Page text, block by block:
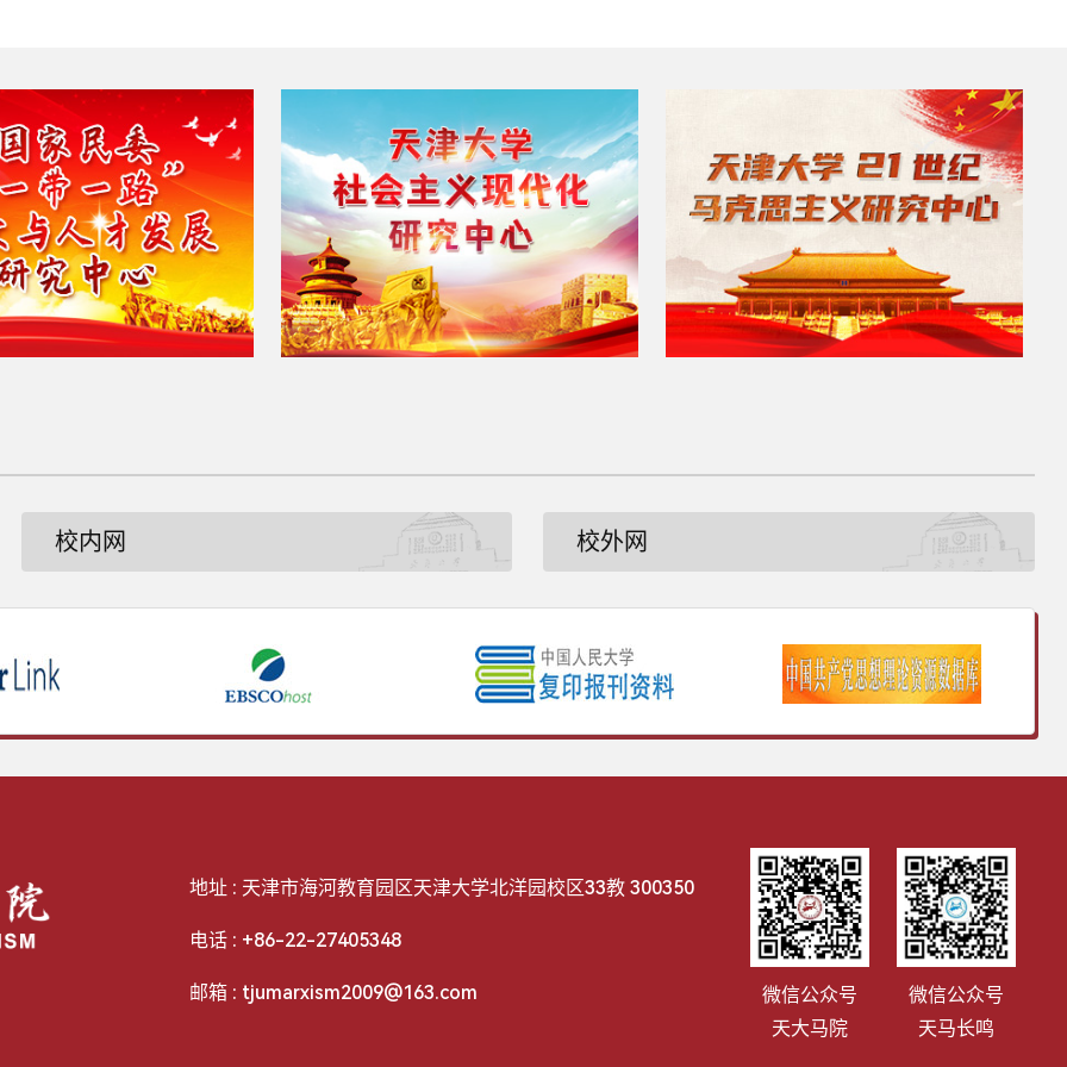
校内网 校外网
地址 : 天津市海河教育园区天津大学北洋园校区33教 300350
电话 : +86-22-27405348
邮箱 : tjumarxism2009@163.com
微信公众号
天大马院
微信公众号
天马长鸣